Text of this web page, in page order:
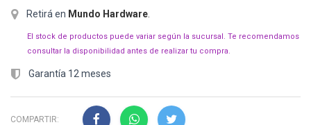
Retirá en Mundo Hardware
El stock de productos puede variar según la sucursal. Te recomendamos
consultar la disponibilidad antes de realizar tu compra.
Garantía 12 meses
COMPARTIR: